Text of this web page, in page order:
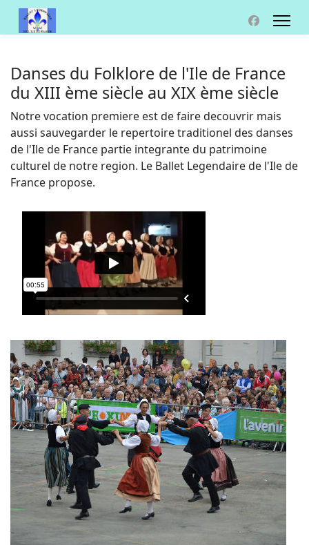
Danses du Folklore de l'Ile de France
du XIII ème siècle au XIX ème siècle
Notre vocation premiere est de faire decouvrir mais
aussi sauvegarder le repertoire traditionel des danses
de l'Ile de France partie integrante du patrimoine
culturel de notre region. Le Ballet Legendaire de l'Ile de
France propose.